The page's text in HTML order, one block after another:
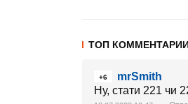
ТОП
+6
mrSmith
Ну, стати 221 чи